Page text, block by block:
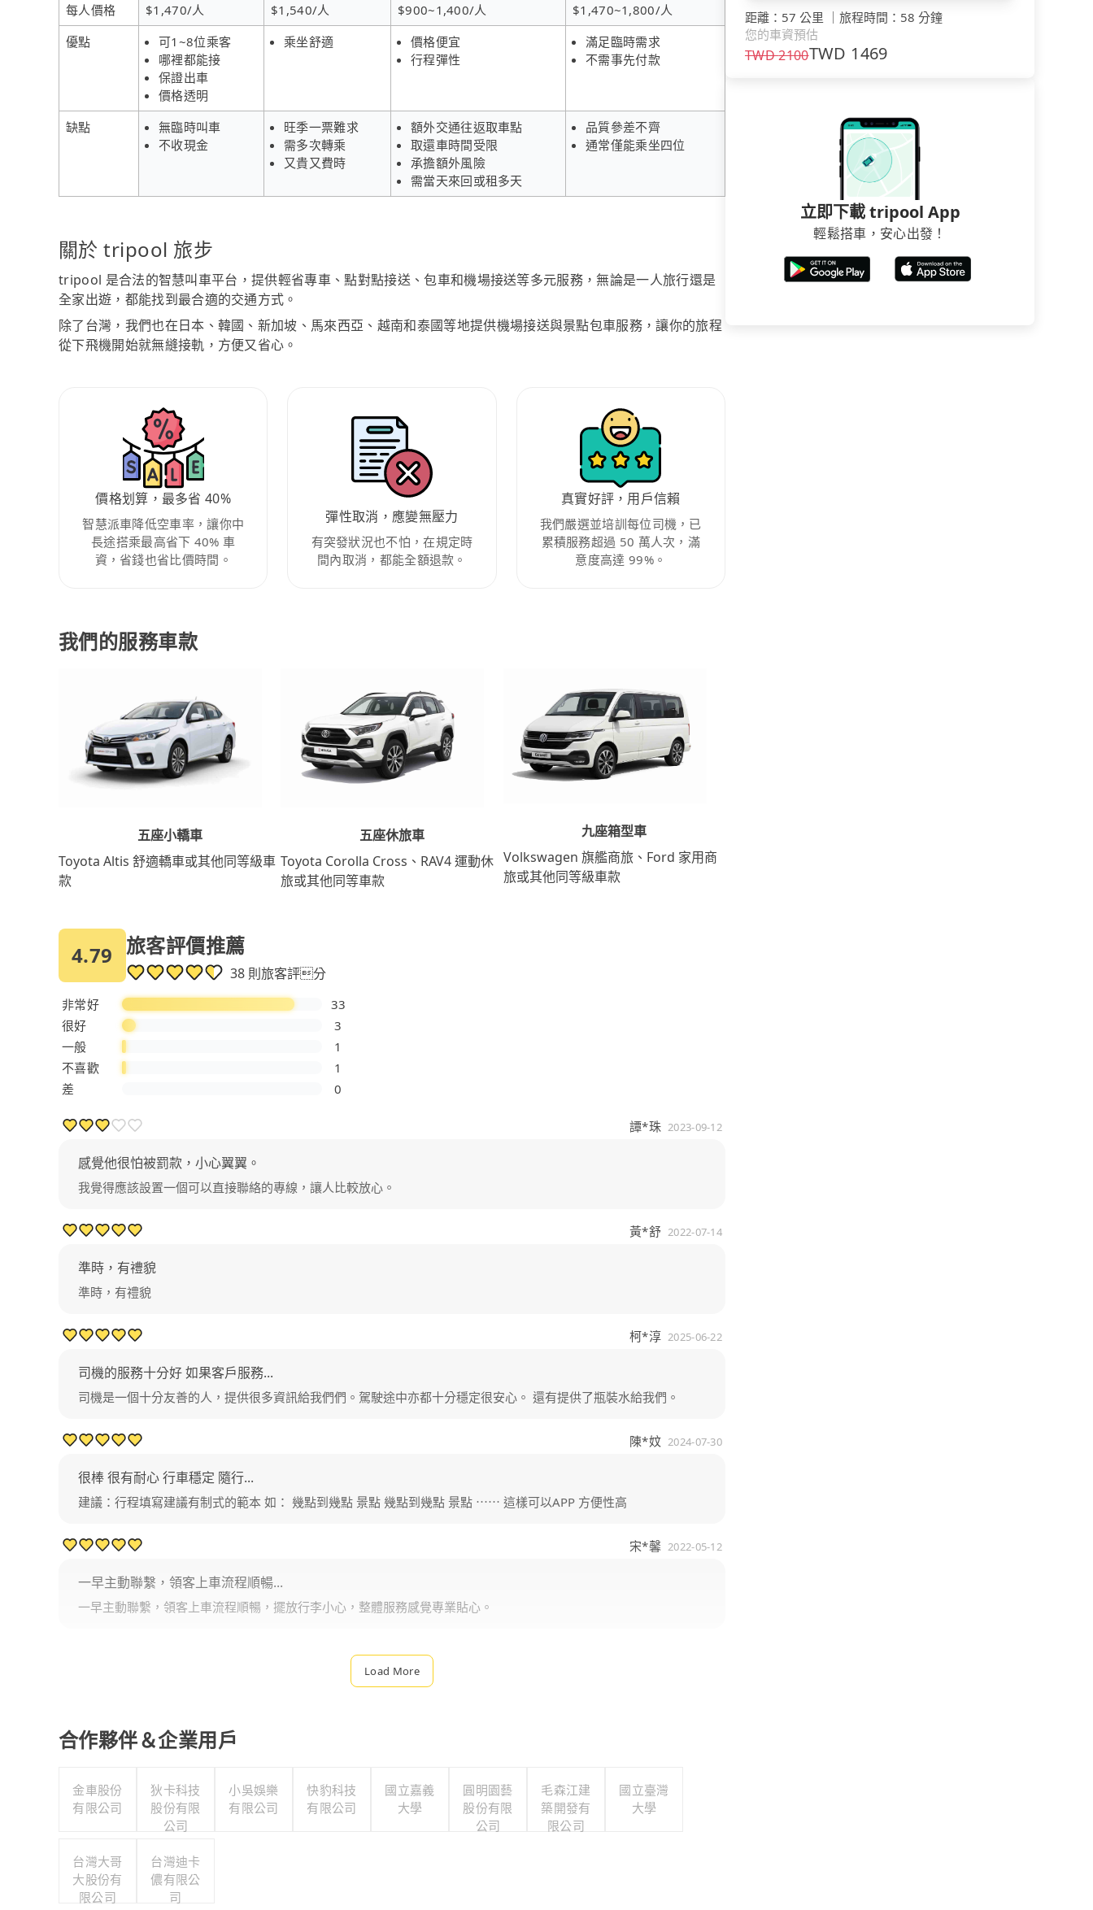
每人價格
$1,470/人 $1,540/人 $900~1,400/人
$1,470~1,800/人
優點
可1~8位乘客
哪裡都能接
保證出車
價格透明
乘坐舒適
價格便宜
行程彈性
滿足臨時需求
不需事先付款
缺點
無臨時叫車
不收現金
旺季一票難求
需多次轉乘
又貴又費時
額外交通往返取車點
取還車時間受限
承擔額外風險
需當天來回或租多天
品質參差不齊
通常僅能乘坐四位
關於 tripool 旅步
tripool 是合法的智慧叫車平台，提供輕省專車、點對點接送、包車和機場接送等多元服務，無論是一人旅行還是
全家出遊，都能找到最合適的交通方式。
除了台灣，我們也在日本、韓國、新加坡、馬來西亞、越南和泰國等地提供機場接送與景點包車服務，讓你的旅程
從下飛機開始就無縫接軌，方便又省心。
價格划算，最多省 40%
智慧派車降低空車率，讓你中
長途搭乘最高省下 40% 車
資，省錢也省比價時間。
彈性取消，應變無壓力
有突發狀況也不怕，在規定時
間內取消，都能全額退款。
真實好評，用戶信賴
我們嚴選並培訓每位司機，已
累積服務超過 50 萬人次，滿
意度高達 99%。
我們的服務車款
五座小轎車
Toyota Altis 舒適轎車或其他同等級車
款
五座休旅車
Toyota Corolla Cross、RAV4 運動休
旅或其他同等車款
九座箱型車
Volkswagen 旗艦商旅、Ford 家用商
旅或其他同等級車款
4.79 旅客評價推薦
38 則旅客評分
非常好
33
很好
3
一般
1
不喜歡
1
差
0
譚*珠 2023-09-12
感覺他很怕被罰款，小心翼翼。
我覺得應該設置一個可以直接聯絡的專線，讓人比較放心。
黃*舒 2022-07-14
準時，有禮貌
準時，有禮貌
柯*淳 2025-06-22
司機的服務十分好 如果客戶服務...
司機是一個十分友善的人，提供很多資訊給我們們。駕駛途中亦都十分穩定很安心。 還有提供了瓶裝水給我們。
陳*妏 2024-07-30
很棒 很有耐心 行車穩定 隨行...
建議：行程填寫建議有制式的範本 如： 幾點到幾點 景點 幾點到幾點 景點 ⋯⋯ 這樣可以APP 方便性高
宋*馨 2022-05-12
一早主動聯繫，領客上車流程順暢...
一早主動聯繫，領客上車流程順暢，擺放行李小心，整體服務感覺專業貼心。
Load More
合作夥伴＆企業用戶
金車股份
有限公司
狄卡科技
股份有限
公司
小吳娛樂
有限公司
快豹科技
有限公司
國立嘉義
大學
圓明園藝
股份有限
公司
毛森江建
築開發有
限公司
國立臺灣
大學
台灣大哥
大股份有
限公司
台灣迪卡
儂有限公
司
距離 ： 57 公里 ｜ 旅程時間 ： 58 分鐘
您的車資預估
TWD2100TWD 1469
立即下載 tripool App
輕鬆搭車，安心出發！